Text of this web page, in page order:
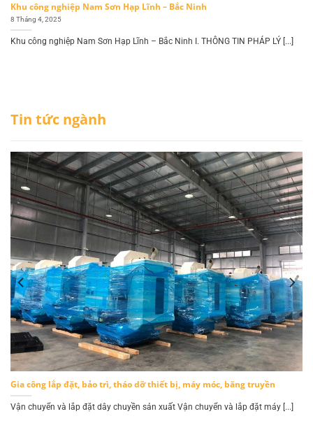
Khu công nghiệp Nam Sơn Hạp Lĩnh – Bắc Ninh
8 Tháng 4, 2025
Khu công nghiệp Nam Sơn Hạp Lĩnh – Bắc Ninh I. THÔNG TIN PHÁP LÝ [...]
Tin tức ngành
Gia công lắp đặt, bảo trì, tháo dỡ thiết bị, máy móc, băng truyền
Vận chuyển và lắp đặt dây chuyền sản xuất Vận chuyển và lắp đặt máy [...]